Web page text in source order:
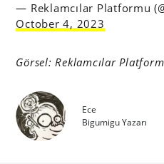
— Reklamcılar Platformu
October 4, 2023
Görsel: Reklamcılar
Ece
Bigumigu Yazarı